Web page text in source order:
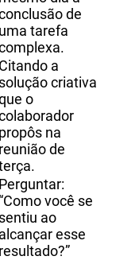
de
uma tarefa
Citando a
solução criativa
o
propôs na
reunião de
Perguntar:
“Como você se
sentiu ao
alcançar esse
resultado?”